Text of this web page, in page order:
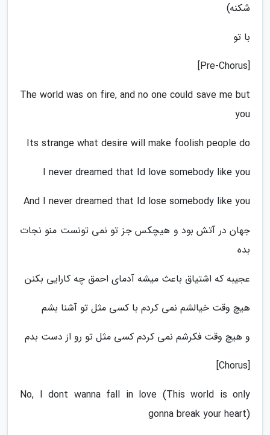
شکنه)
با تو
[Pre-Chorus]
The world was on fire, and no one could save me but
you
Its strange what desire will make foolish people do
I never dreamed that Id love somebody like you
And I never dreamed that Id lose somebody like you
جهان در آتش بود و هیچکس جز تو نمی تونست منو نجات
بده
عجیبه که اشتیاق باعث میشه آدمای احمق چه کارایی بکنن
هیچ وقت خیالشم نمی کردم با کسی مثل تو آشنا بشم
و هیچ وقت فکرشم نمی کردم کسی مثل تو رو از دست بدم
[Chorus]
No, I dont wanna fall in love (This world is only
gonna break your heart)